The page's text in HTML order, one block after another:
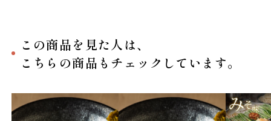
この商品を見た人は、
こちらの商品もチェックしています。